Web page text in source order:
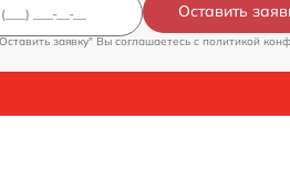
Оставить
заявку" Вы соглашаетесь c политикой